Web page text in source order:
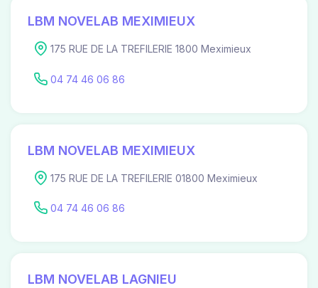
LBM NOVELAB MEXIMIEUX
175 RUE DE LA TREFILERIE 1800 Meximieux
04 74 46 06 86
LBM NOVELAB MEXIMIEUX
175 RUE DE LA TREFILERIE 01800 Meximieux
04 74 46 06 86
LBM NOVELAB LAGNIEU